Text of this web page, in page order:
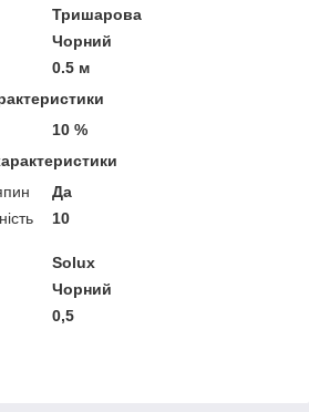
Тришарова
Чорний
0.5 м
10 %
Да
10
Solux
Чорний
0,5